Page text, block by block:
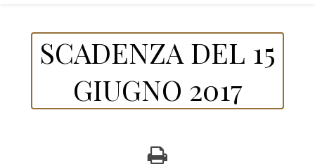
SCADENZA DEL 15
GIUGNO 2017